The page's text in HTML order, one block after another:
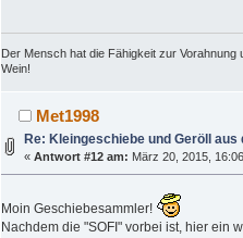
Der Mensch hat die Fähigkeit zur
Wein!
Met1998
Re: Kleingeschiebe und Geröll aus
«Antwort #12 am: März 20, 2015,
Moin Geschiebesammler!
Nachdem die "SOFI" vorbei ist, hier ein